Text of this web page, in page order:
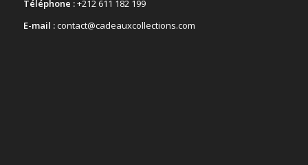
Téléphone :+212 611 182 199
E-mail :contact@cadeauxcollections.com